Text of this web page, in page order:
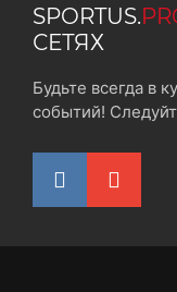
SPORTUS.
СЕТЯХ
Будьте всегда в
событий!